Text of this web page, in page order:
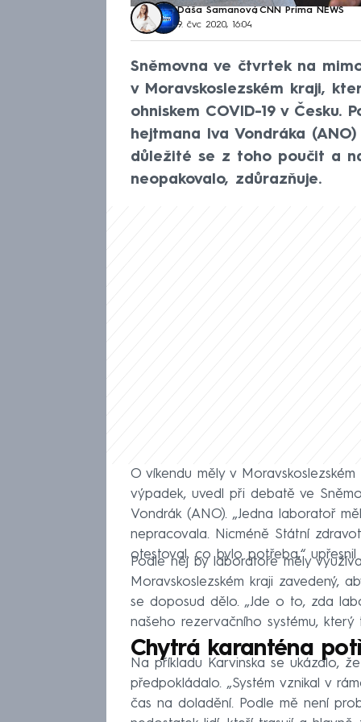
Dáša Šamanová, CNN Prima NEWS
9. čvc 2020, 16:04
Sněmovna ve čtvrtek na
v Moravskoslezském kraji,
ohniskem COVID-19 v Česku.
hejtmana Iva Vondráka
důležité se z toho poučit a
neopakovalo, zdůrazňuje.
O víkendu měly v
výpadek, uvedl při debatě ve
Vondrák (ANO). „Jedna laboratoř
nepracovala. Nicméně Státní
otestoval, co bylo potřeba,“
Podle něj by laboratoře měly
Moravskoslezském kraji zavedený,
se doposud dělo. „Jde o to, zda
našeho rezervačního systému, který
Chytrá karanténa
Na příkladu Karvinska se ukázalo,
předpokládalo. „Systém vznikal v
čas na doladění. Podle mě není